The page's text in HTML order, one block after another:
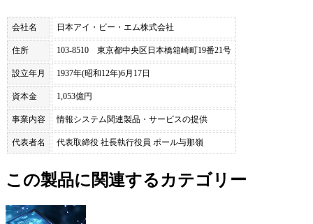
会社名 日本アイ・ビー・エム株式会社
住所 103-8510 東京都中央区日本橋箱崎町19番21号
設立年月 1937年(昭和12年)6月17日
資本金 1,053億円
事業内容 情報システム関連製品・サービスの提供
代表者名 代表取締役 社長執行役員 ポール与那嶺
この製品に関連するカテゴリー